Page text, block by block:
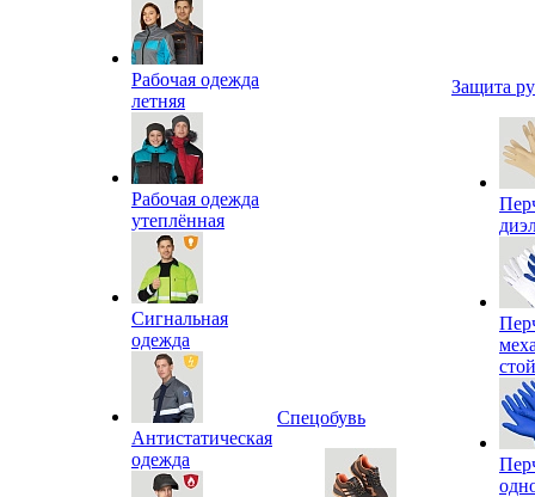
Рабочая одежда
летняя
Рабочая одежда
утеплённая
Сигнальная
одежда
Антистатическая
одежда
Спецобувь
Защита